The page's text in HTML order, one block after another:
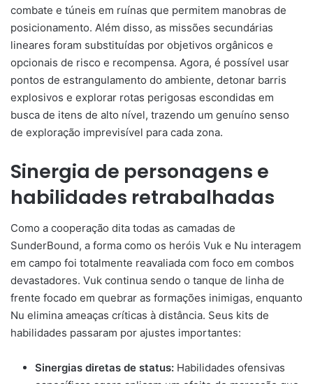
combate e túneis em ruínas que permitem manobras de
posicionamento. Além disso, as missões secundárias
lineares foram substituídas por objetivos orgânicos e
opcionais de risco e recompensa. Agora, é possível usar
pontos de estrangulamento do ambiente, detonar barris
explosivos e explorar rotas perigosas escondidas em
busca de itens de alto nível, trazendo um genuíno senso
de exploração imprevisível para cada zona.
Sinergia de personagens e
habilidades retrabalhadas
Como a cooperação dita todas as camadas de
SunderBound, a forma como os heróis Vuk e Nu interagem
em campo foi totalmente reavaliada com foco em combos
devastadores. Vuk continua sendo o tanque de linha de
frente focado em quebrar as formações inimigas, enquanto
Nu elimina ameaças críticas à distância. Seus kits de
habilidades passaram por ajustes importantes:
Sinergias diretas de status: Habilidades ofensivas